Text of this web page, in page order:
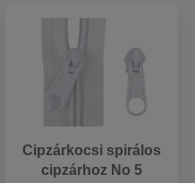
Cipzárkocsi spirálos
cipzárhoz No 5